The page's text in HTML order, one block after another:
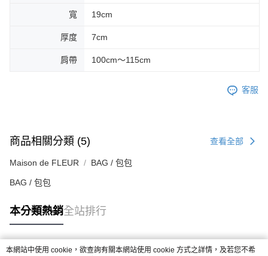
寬 19cm
厚度 7cm
肩帶 100cm～115cm
客服
商品相關分類 (5) 查看全部
Maison de FLEUR BAG / 包包
BAG / 包包
本分類熱銷全站排行
本網站中使用 cookie，欲查詢有關本網站使用 cookie 方式之詳情，及若您不希